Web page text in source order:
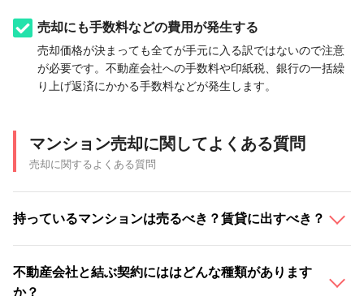
売却にも手数料などの費用が発生する
売却価格が決まっても全てが手元に入る訳ではないので注意
が必要です。不動産会社への手数料や印紙税、銀行の一括繰
り上げ返済にかかる手数料などが発生します。
マンション売却に関してよくある質問
売却に関するよくある質問
持っているマンションは売るべき？賃貸に出すべき？
不動産会社と結ぶ契約にははどんな種類があります
か？